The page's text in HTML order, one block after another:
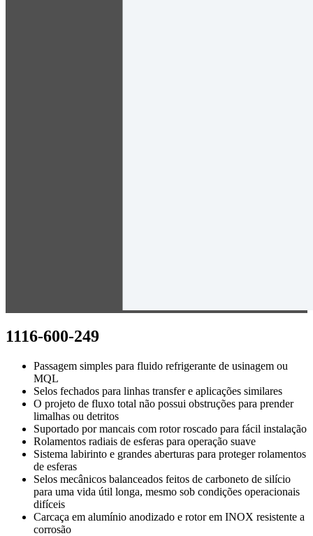
1116-600-249
Passagem simples para fluido refrigerante de usinagem ou
MQL
Selos fechados para linhas transfer e aplicações similares
O projeto de fluxo total não possui obstruções para prender
limalhas ou detritos
Suportado por mancais com rotor roscado para fácil instalação
Rolamentos radiais de esferas para operação suave
Sistema labirinto e grandes aberturas para proteger rolamentos
de esferas
Selos mecânicos balanceados feitos de carboneto de silício
para uma vida útil longa, mesmo sob condições operacionais
difíceis
Carcaça em alumínio anodizado e rotor em INOX resistente a
corrosão